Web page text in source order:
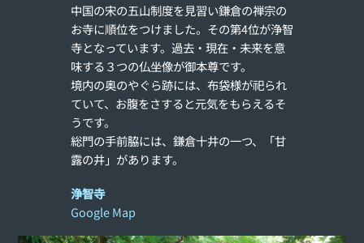
中国の宋の五山制度を見習い鎌倉の禅宗の
お寺に順位をつけました。その第4位が浄智
寺となっています。過去・現在・未来を意
味する３つの仏坐像が御本尊です。
境内の奥のやぐら跡には、布袋様が祀られ
ていて、お腹をさすると元気をもらえるそ
うです。
総門の手前脇には、鎌倉十井の一つ、「甘
露の井」があります。
浄智寺
Google Map